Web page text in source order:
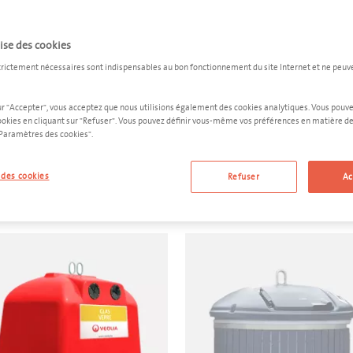
conteneur pour verre creux dont vous avez besoin dépend de
espace disponible et de vos préférences personnelles.
DEVIS
les plus choisis pour
des cookies
nécessaires sont indispensables au bon fonctionnement du site Internet et ne
"Accepter", vous acceptez que nous utilisions également des cookies analytiques. Vous
en cliquant sur "Refuser". Vous pouvez définir vous-même vos préférences en matière
des cookies".
cookies Refuser